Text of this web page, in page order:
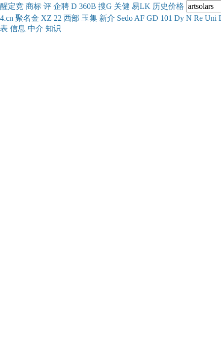
醒定竞 商标 评 企聘 D 360B 搜G 关健 易LK 历史价格
4.cn 聚名金 XZ 22 西部 玉集 新介 Sedo AF GD 101 Dy N Re Uni
表 信息 中介 知识